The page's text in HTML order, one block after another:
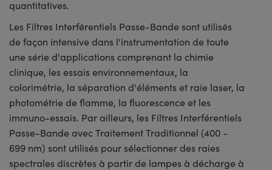
quantitatives.
Les Filtres Interférentiels Passe-Bande sont utilisés
de façon intensive dans l'instrumentation de toute
une série d'applications comprenant la chimie
clinique, les essais environnementaux, la
colorimétrie, la séparation d'éléments et raie laser, la
photométrie de flamme, la fluorescence et les
immuno-essais. Par ailleurs, les Filtres Interférentiels
Passe-Bande avec Traitement Traditionnel (400 -
699 nm) sont utilisés pour sélectionner des raies
spectrales discrètes à partir de lampes à décharge à